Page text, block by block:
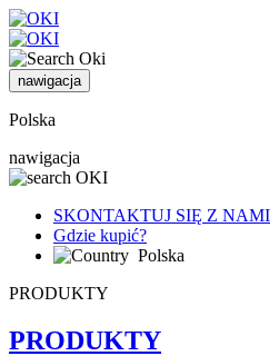
nawigacja
Polska
nawigacja
SKONTAKTUJ SIĘ Z NAMI
Gdzie kupić?
Polska
PRODUKTY
PRODUKTY